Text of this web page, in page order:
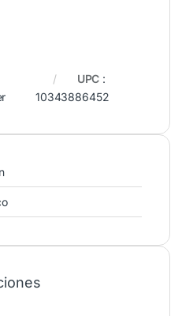
UPC :
10343886452